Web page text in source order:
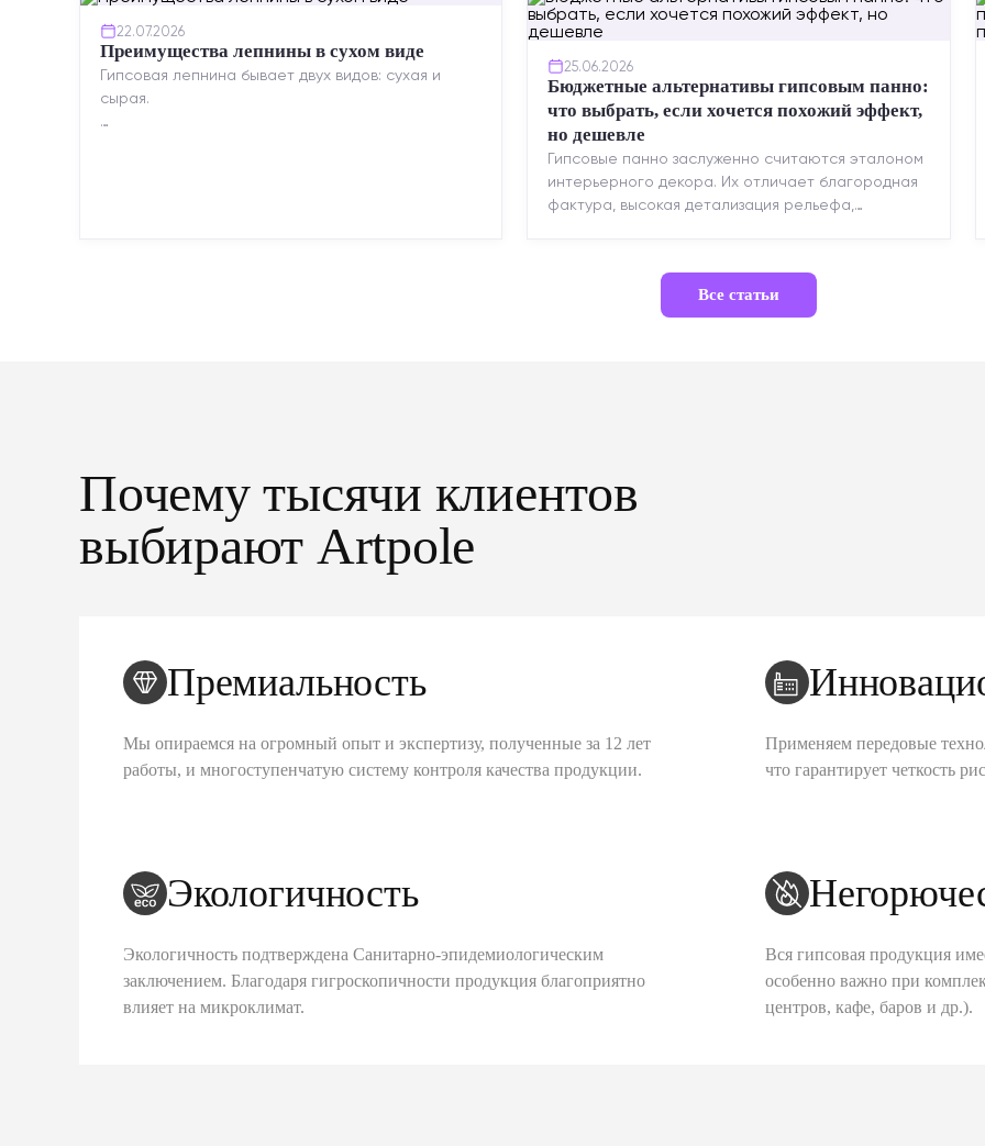
22.07.2026
Преимущества лепнины в сухом виде
Гипсовая лепнина бывает двух видов: сухая и
сырая.
25.06.2026
Бюджетные альтернативы гипсовым панно:
что выбрать, если хочется похожий эффект,
но дешевле
Гипсовые панно заслуженно считаются эталоном
интерьерного декора. Их отличает благородная
фактура, высокая детализация рельефа,
Все статьи
Почему тысячи клиентов
выбирают Artpole
Премиальность
Мы опираемся на огромный опыт и экспертизу, полученные за 12 лет
работы, и многоступенчатую систему контроля качества продукции.
Применяем передовые
что гарантирует четкость
Экологичность
Экологичность подтверждена Санитарно-эпидемиологическим
заключением. Благодаря гигроскопичности продукция благоприятно
влияет на микроклимат.
Вся гипсовая продукция
особенно важно при
центров, кафе, баров и др.).